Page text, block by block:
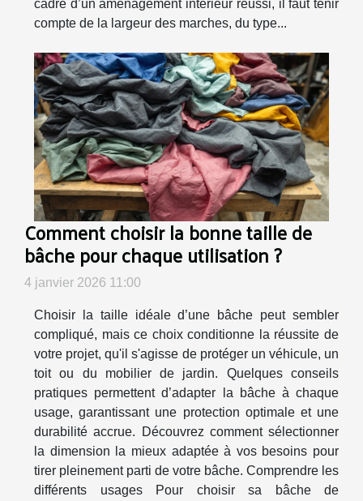
cadre d’un aménagement intérieur réussi, il faut tenir
compte de la largeur des marches, du type...
Comment choisir la bonne taille de
bâche pour chaque utilisation ?
4 janvier 2026 11:00
Choisir la taille idéale d’une bâche peut sembler
compliqué, mais ce choix conditionne la réussite de
votre projet, qu'il s'agisse de protéger un véhicule, un
toit ou du mobilier de jardin. Quelques conseils
pratiques permettent d’adapter la bâche à chaque
usage, garantissant une protection optimale et une
durabilité accrue. Découvrez comment sélectionner
la dimension la mieux adaptée à vos besoins pour
tirer pleinement parti de votre bâche. Comprendre les
différents usages Pour choisir sa bâche de